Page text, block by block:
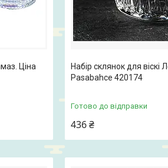
Ціна
Набір склянок для
Pasabahce 420174
Готово до відправки
436 ₴